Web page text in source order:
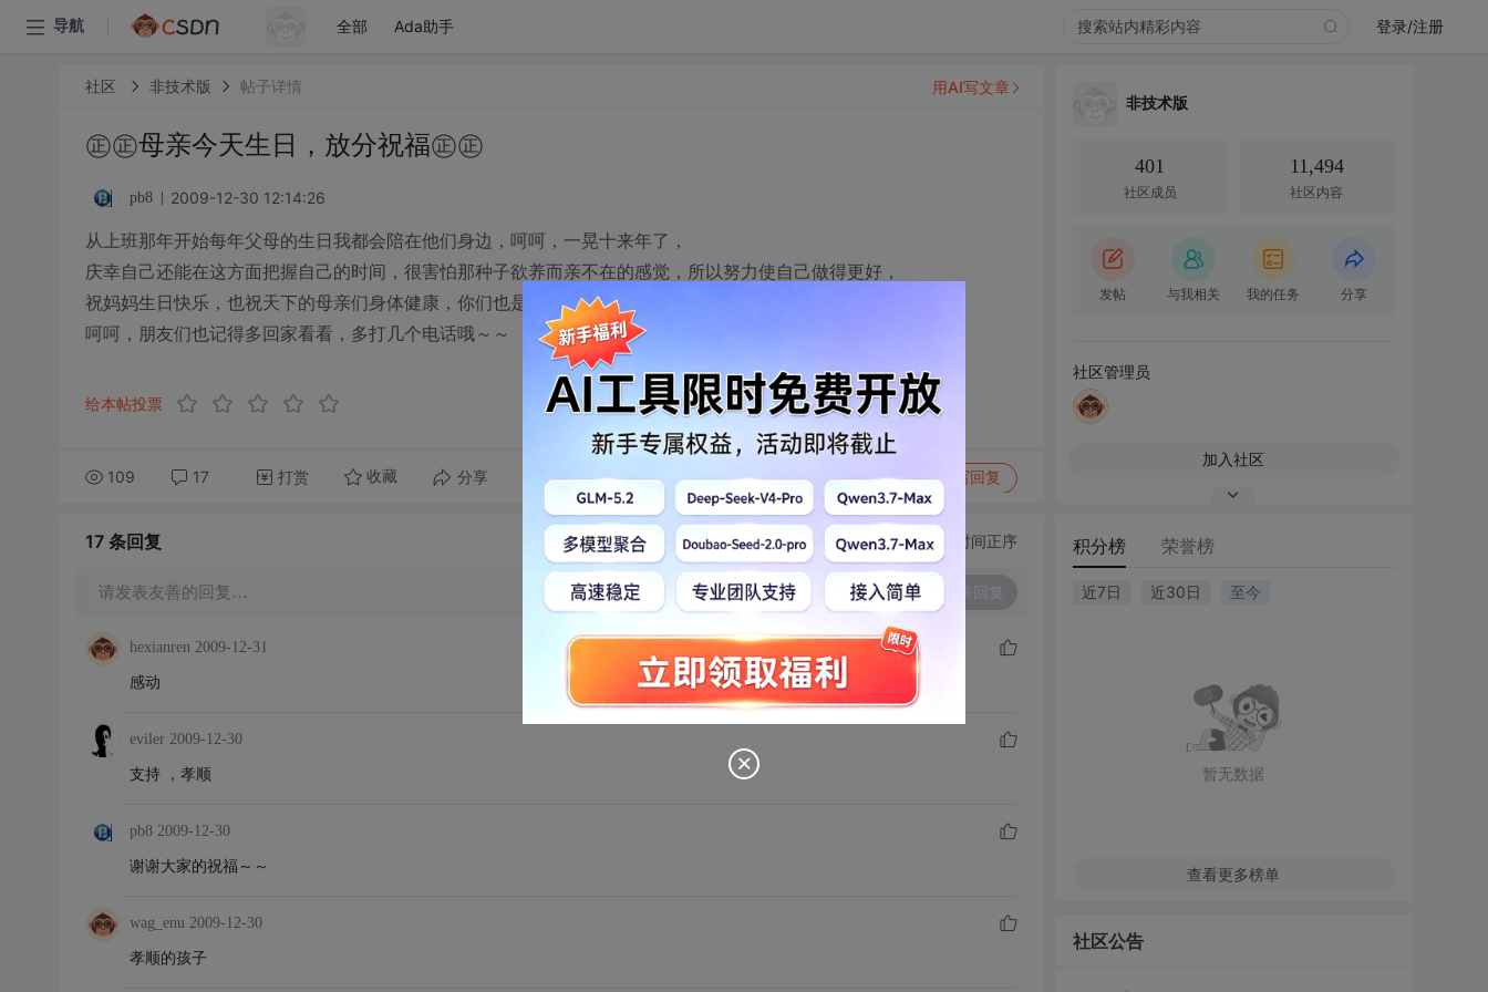
导航 全部 Ada助手 登录/注册
社区 非技术版 帖子详情
㊣㊣母亲今天生日，放分祝福㊣㊣
pb8 2009-12-30 12:14:26
从上班那年开始每年父母的生日我都会陪在他们身边，呵呵，一晃十来年了，
庆幸自己还能在这方面把握自己的时间，很害怕那种子欲养而亲不在的感觉，所以努力使自己做得更好，
祝妈妈生日快乐，也祝天下的母亲们身体健康，你们也是儿女的牵挂，
呵呵，朋友们也记得多回家看看，多打几个电话哦～～
给本帖投票
109 17 打赏 收藏 分享 转发到动态 举报 写回复
用AI写文章
17 条回复 切换为时间正序
请发表友善的回复…
hexianren 2009-12-31
感动
eviler 2009-12-30
支持 ，孝顺
pb8 2009-12-30
谢谢大家的祝福～～
wag_enu 2009-12-30
孝顺的孩子
非技术版
401
社区成员
11,494
社区内容
发帖 与我相关 我的任务 分享
社区管理员
加入社区
积分榜 荣誉榜
近7日 近30日 至今
暂无数据
查看更多榜单
社区公告